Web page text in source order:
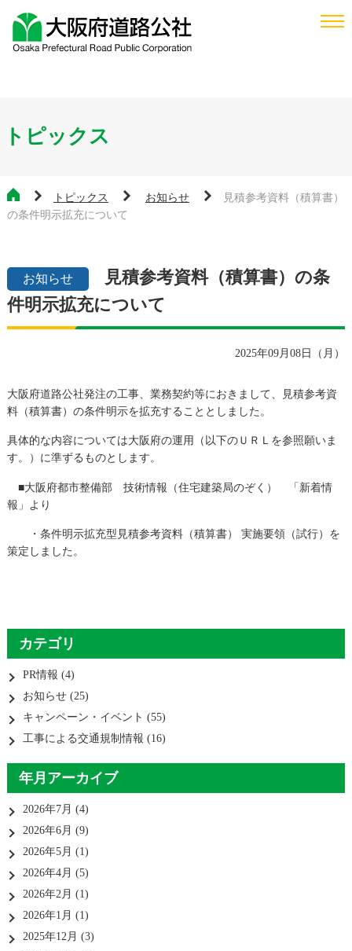
トピックス
トピックス お知らせ
見積参考資料（積算書）
の条件明示拡充について
お知らせ
見積参考資料（積算書）の条
件明示拡充について
2025年09月08日（月）
大阪府道路公社発注の工事、業務契約等におきまして、見積参考資
料（積算書）の条件明示を拡充することとしました。
具体的な内容については大阪府の運用（以下のＵＲＬを参照願いま
す。）に準ずるものとします。
■大阪府都市整備部 技術情報（住宅建築局のぞく） 「新着情
報」より
・ 条件明示拡充型見積参考資料（積算書） 実施要領（試行）を
策定しました。
カテゴリ
PR情報 (4)
お知らせ(25)
キャンペーン・イベント (55)
工事による交通規制情報 (16)
年月アーカイブ
2026年7月 (4)
2026年6月 (9)
2026年5月 (1)
2026年4月 (5)
2026年2月 (1)
2026年1月 (1)
2025年12月 (3)